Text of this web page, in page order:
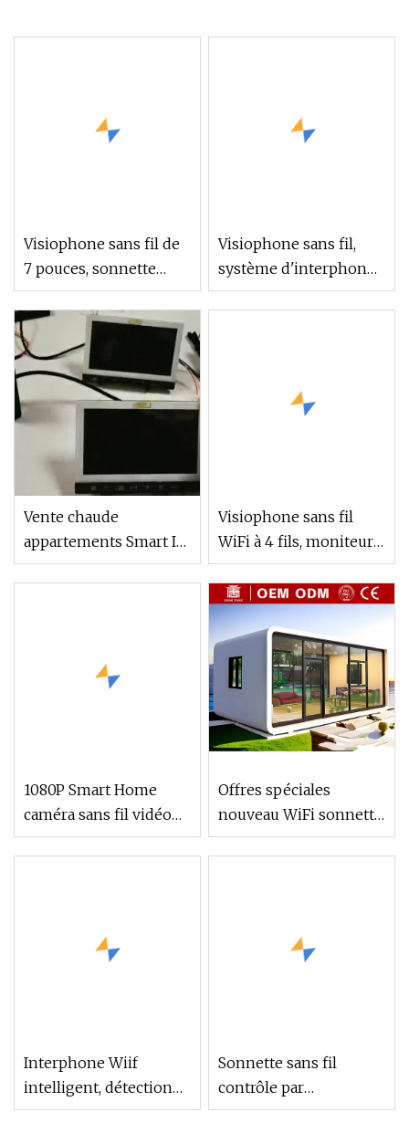
Visiophone sans fil de
7 pouces, sonnette
d'interphone, caméra
filaire, Vision nocturne
Visiophone sans fil,
système d'interphone
vidéo, caméra
Vente chaude
appartements Smart IP
vidéo interphone
Visiophone sans fil
WiFi à 4 fils, moniteur à
distance avec
verrouillage de porte,
système d'interphone
1080P Smart Home
caméra sans fil vidéo
sonnette WiFi anneau
Offres spéciales
nouveau WiFi sonnette
caméra interphone
Interphone Wiif
intelligent, détection
de mouvement sans fil,
Sonnette sans fil
contrôle par
application